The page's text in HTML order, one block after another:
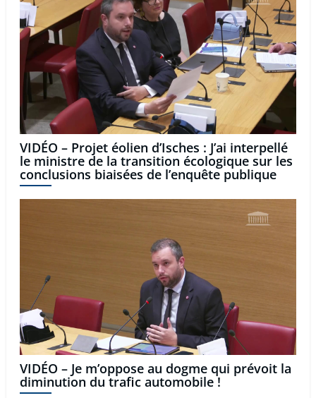
VIDÉO – Projet éolien d’Isches : J’ai interpellé
le ministre de la transition écologique sur les
conclusions biaisées de l’enquête publique
VIDÉO – Je m’oppose au dogme qui prévoit la
diminution du trafic automobile !